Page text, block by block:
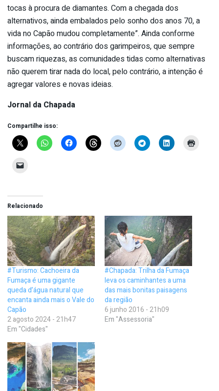
tocas à procura de diamantes. Com a chegada dos
alternativos, ainda embalados pelo sonho dos anos 70, a
vida no Capão mudou completamente”. Ainda conforme
informações, ao contrário dos garimpeiros, que sempre
buscam riquezas, as comunidades tidas como alternativas
não querem tirar nada do local, pelo contrário, a intenção é
agregar valores e novas ideias.
Jornal da Chapada
Compartilhe isso:
Relacionado
#Turismo: Cachoeira da
Fumaça é uma gigante
queda d’água natural que
encanta ainda mais o Vale do
Capão
2 agosto 2024 - 21h47
Em "Cidades"
#Chapada: Trilha da Fumaça
leva os caminhantes a uma
das mais bonitas paisagens
da região
6 junho 2016 - 21h09
Em "Assessoria"